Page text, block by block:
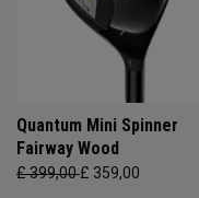
Quantum Mini Spinner
Fairway Wood
£ 399,00£ 359,00